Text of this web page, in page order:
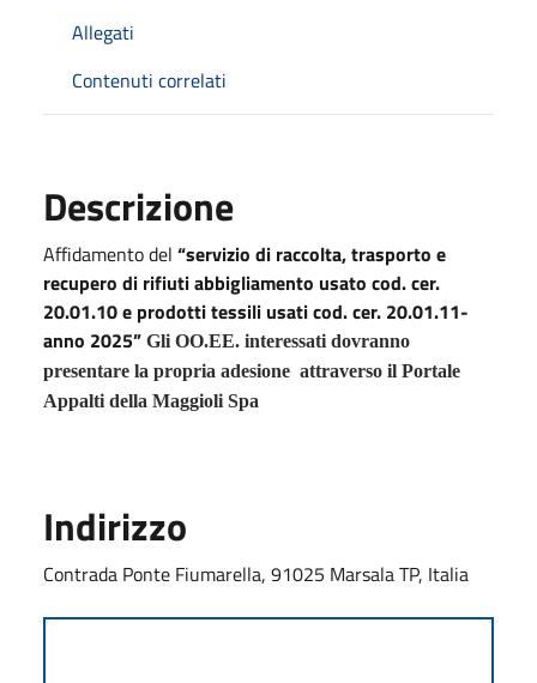
Allegati
Contenuti correlati
Descrizione
Affidamento del “servizio di raccolta, trasporto e
recupero di rifiuti abbigliamento usato cod. cer.
20.01.10 e prodotti tessili usati cod. cer. 20.01.11-
anno 2025” Gli OO.EE. interessati dovranno
presentare la propria adesione attraverso il Portale
Appalti della Maggioli Spa
Indirizzo
Contrada Ponte Fiumarella, 91025 Marsala TP, Italia